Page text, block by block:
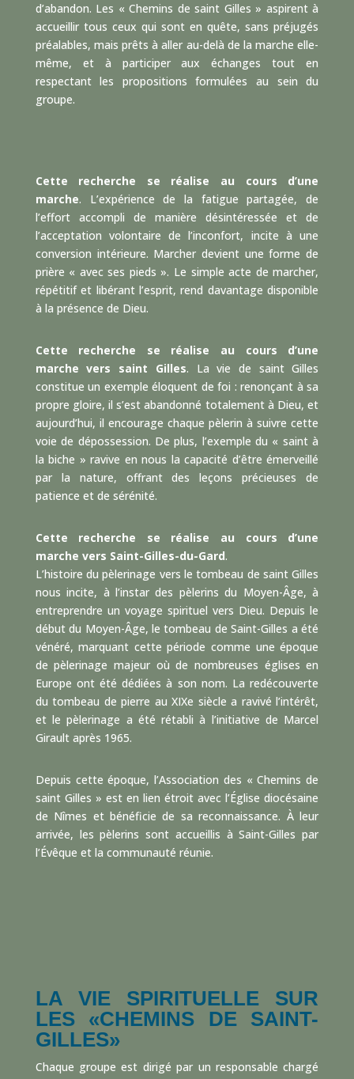
d’abandon. Les « Chemins de saint Gilles » aspirent à
accueillir tous ceux qui sont en quête, sans préjugés
préalables, mais prêts à aller au-delà de la marche elle-
même, et à participer aux échanges tout en
respectant les propositions formulées au sein du
groupe.
Cette recherche se réalise au cours d’une
marche. L’expérience de la fatigue partagée, de
l’effort accompli de manière désintéressée et de
l’acceptation volontaire de l’inconfort, incite à une
conversion intérieure. Marcher devient une forme de
prière « avec ses pieds ». Le simple acte de marcher,
répétitif et libérant l’esprit, rend davantage disponible
à la présence de Dieu.
Cette recherche se réalise au cours d’une
marche vers saint Gilles. La vie de saint Gilles
constitue un exemple éloquent de foi : renonçant à sa
propre gloire, il s’est abandonné totalement à Dieu, et
aujourd’hui, il encourage chaque pèlerin à suivre cette
voie de dépossession. De plus, l’exemple du « saint à
la biche » ravive en nous la capacité d’être émerveillé
par la nature, offrant des leçons précieuses de
patience et de sérénité.
Cette recherche se réalise au cours d’une
marche vers Saint-Gilles-du-Gard.
L’histoire du pèlerinage vers le tombeau de saint Gilles
nous incite, à l’instar des pèlerins du Moyen-Âge, à
entreprendre un voyage spirituel vers Dieu. Depuis le
début du Moyen-Âge, le tombeau de Saint-Gilles a été
vénéré, marquant cette période comme une époque
de pèlerinage majeur où de nombreuses églises en
Europe ont été dédiées à son nom. La redécouverte
du tombeau de pierre au XIXe siècle a ravivé l’intérêt,
et le pèlerinage a été rétabli à l’initiative de Marcel
Girault après 1965.
Depuis cette époque, l’Association des « Chemins de
saint Gilles » est en lien étroit avec l’Église diocésaine
de Nîmes et bénéficie de sa reconnaissance. À leur
arrivée, les pèlerins sont accueillis à Saint-Gilles par
l’Évêque et la communauté réunie.
LA VIE SPIRITUELLE SUR
LES «CHEMINS DE SAINT-
GILLES»
Chaque groupe est dirigé par un responsable chargé